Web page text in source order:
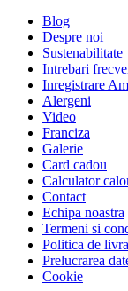
Blog
Despre noi
Sustenabilitate
Intrebari
Inregistrare
Alergeni
Video
Franciza
Galerie
Card cadou
Calculator
Contact
Echipa noastra
Termeni si
Politica de
Prelucrarea
Cookie